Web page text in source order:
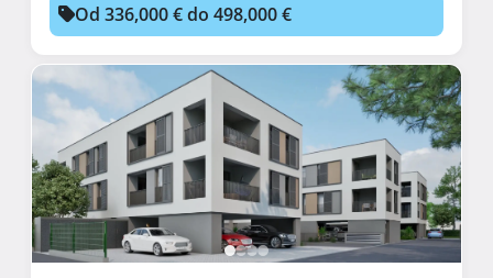
Od 336,000 € do 498,000 €